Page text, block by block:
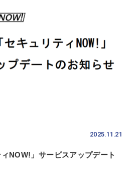
2025.11.21
NOW!」サービスアップデート